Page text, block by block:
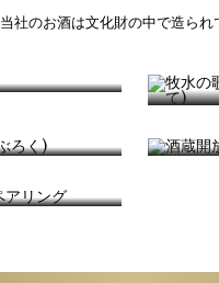
当社のお酒は文化財の中で造られ